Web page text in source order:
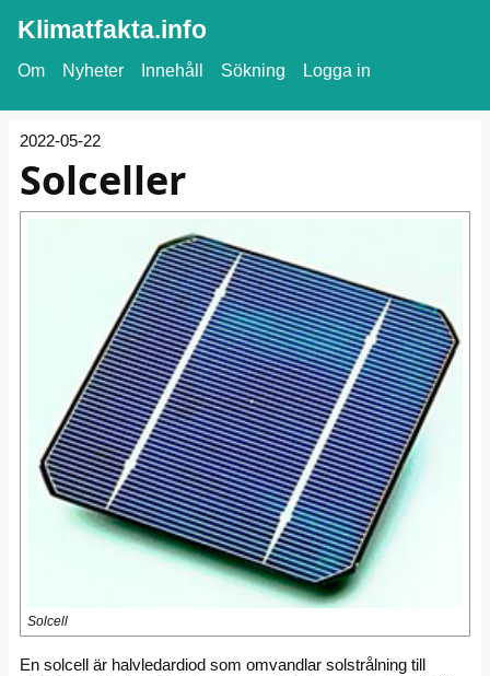
Klimatfakta.info
Om Nyheter Innehåll Sökning Logga in
2022-05-22
Solceller
Solcell
En solcell är halvledardiod som omvandlar solstrålning till